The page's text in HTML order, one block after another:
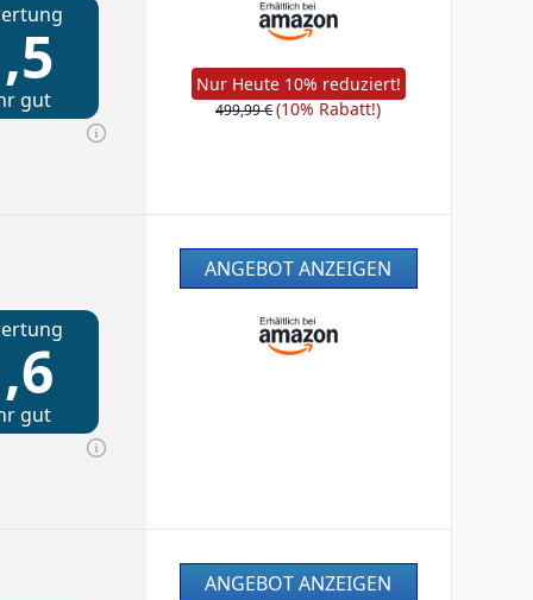
gut
Nur Heute 10% reduziert!
499,99 €(10% Rabatt!)
gut
ANGEBOT ANZEIGEN
ANGEBOT ANZEIGEN